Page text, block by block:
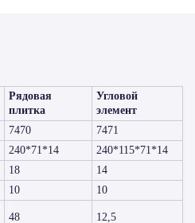
Рядовая
плитка
Угловой
элемент
7470
7471
240*71*14
240*115*71*14
18
14
10
10
48 12,5